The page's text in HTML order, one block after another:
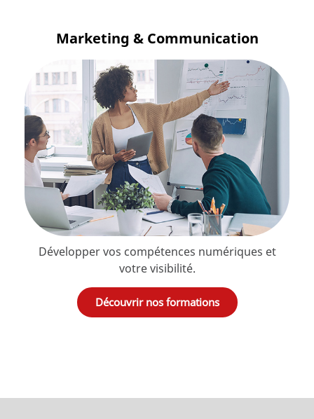
Marketing & Communication
Développer vos compétences numériques et
votre visibilité.
Découvrir nos formations